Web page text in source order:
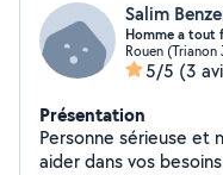
Salim
Homme a tout
Rouen (Trianon
5/5 (3
Présentation
Personne sérieuse et
aider dans vos